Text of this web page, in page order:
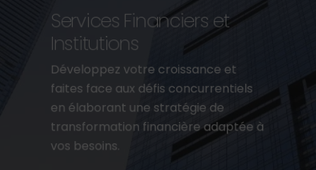
Services Financiers et
Institutions
Développez votre croissance et
faites face aux défis concurrentiels
en élaborant une stratégie de
transformation financière adaptée à
vos besoins.